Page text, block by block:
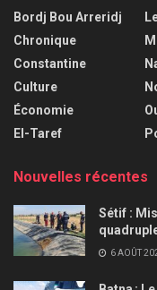
Bordj Bou Arreridj
Chronique
Constantine
Culture
Économie
El-Taref
Nouvelles récentes
Sétif :
6 AOÛT